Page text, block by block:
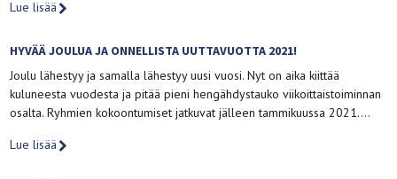
Lue lisää
HYVÄÄ JOULUA JA ONNELLISTA UUTTAVUOTTA 2021!
Joulu lähestyy ja samalla lähestyy uusi vuosi. Nyt on aika kiittää
kuluneesta vuodesta ja pitää pieni hengähdystauko viikoittaistoiminnan
osalta. Ryhmien kokoontumiset jatkuvat jälleen tammikuussa 2021….
Lue lisää